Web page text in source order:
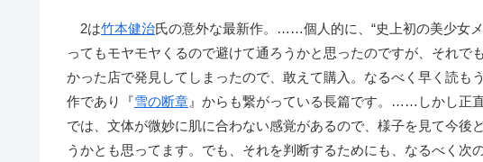
2は竹本健治氏の意外な最新作。……個人的に、“史上初の美少女
ってもモヤモヤくるので避けて通ろうかと思ったのですが、それで
かった店で発見してしまったので、敢えて購入。なるべく早く読も
作であり『雪の断章 』からも繋がっている長篇です。……しかし正
では、文体が微妙に肌に合わない感覚があるので、様子を見て今後
うかとも思ってます。でも、それを判断するためにも、なるべく次